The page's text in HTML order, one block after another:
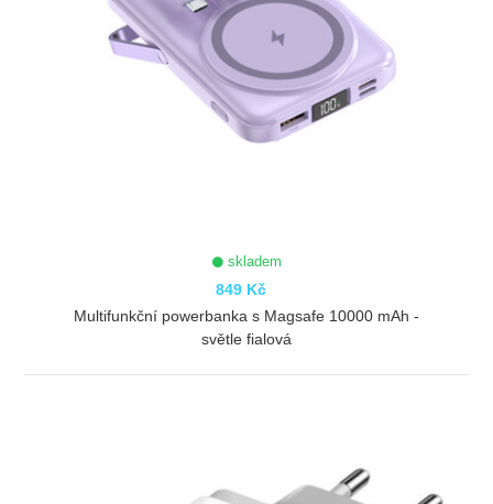
skladem
849 Kč
Multifunkční powerbanka s Magsafe 10000 mAh -
světle fialová